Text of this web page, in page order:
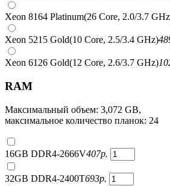
Xeon 8164 Platinum(26 Core, 2.0/3.7
Xeon 5215 Gold(10 Core, 2.5/3.4 GHz)
Xeon 6126 Gold(12 Core, 2.6/3.7 GHz)
RAM
Максимальный объем: 3,072 GB,
максимальное количество планок: 24
16GB DDR4-2666V407р.
32GB DDR4-2400T693р.